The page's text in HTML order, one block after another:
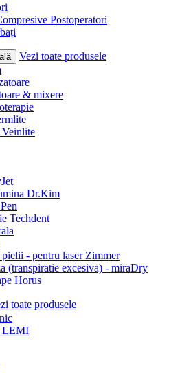
Postoperatori
Vezi toate produsele
& mixere
Veinlite
Dr.Kim
Techdent
pielii - pentru laser Zimmer
(transpiratie excesiva) - miraDry
Horus
toate produsele
LEMI